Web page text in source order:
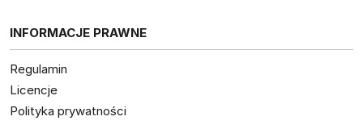
INFORMACJE PRAWNE
Regulamin
Licencje
Polityka prywatności